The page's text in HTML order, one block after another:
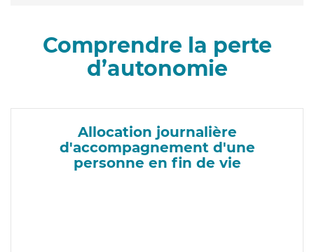
Comprendre la perte
d’autonomie
Allocation journalière
d'accompagnement d'une
personne en fin de vie